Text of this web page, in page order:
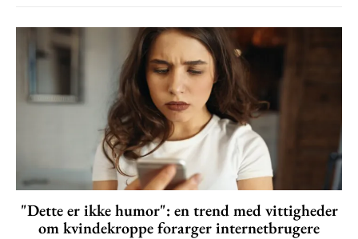
"Dette er ikke humor": en trend med vittigheder
om kvindekroppe forarger internetbrugere